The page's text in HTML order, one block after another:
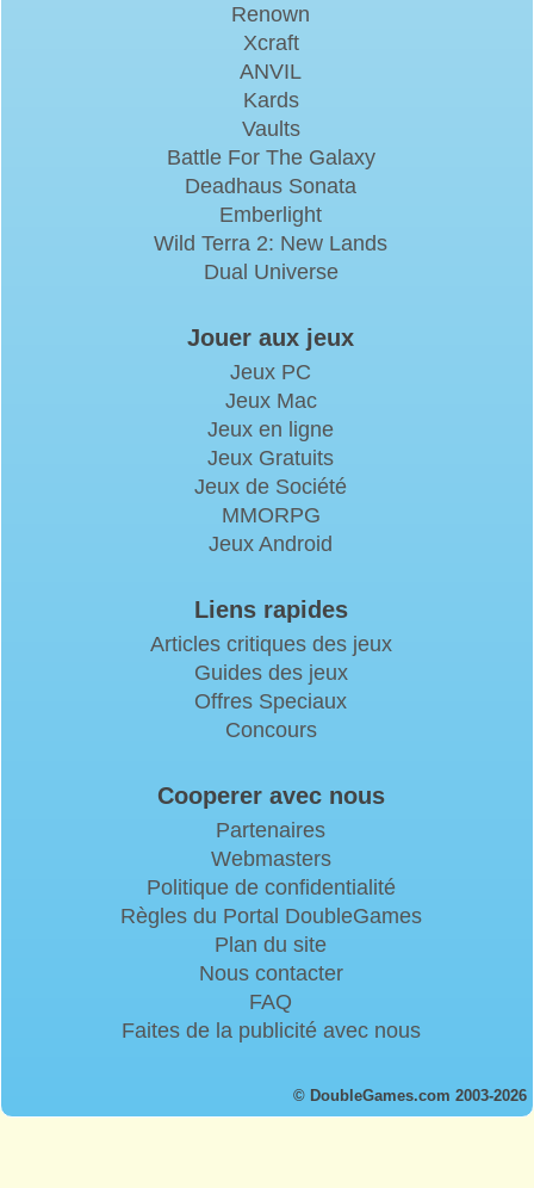
Renown
Xcraft
ANVIL
Kards
Vaults
Battle For The Galaxy
Deadhaus Sonata
Emberlight
Wild Terra 2: New Lands
Dual Universe
Jouer aux jeux
Jeux PC
Jeux Mac
Jeux en ligne
Jeux Gratuits
Jeux de Société
MMORPG
Jeux Android
Liens rapides
Articles critiques des jeux
Guides des jeux
Offres Speciaux
Concours
Cooperer avec nous
Partenaires
Webmasters
Politique de confidentialité
Règles du Portal DoubleGames
Plan du site
Nous contacter
FAQ
Faites de la publicité avec nous
© DoubleGames.com 2003-2026